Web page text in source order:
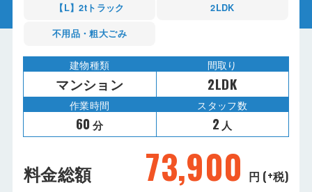
【L】2tトラック 2LDK
不用品・粗大ごみ
建物種類
マンション
間取り
2LDK
作業時間
60 分
スタッフ数
2 人
料金総額 73,900 円 (+税)